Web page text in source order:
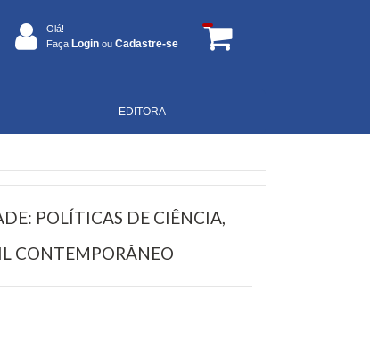
Olá!
Faça Login ou Cadastre-se
EDITORA
POLÍTICAS DE CIÊNCIA,
CONTEMPORÂNEO